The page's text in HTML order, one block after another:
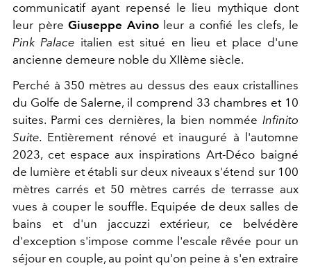
communicatif ayant repensé le lieu mythique dont
leur pèreGiuseppe Avinoleur a confié les clefs, le
Pink Palace italien est situé en lieu et place d'une
ancienne demeure noble du XIIème siècle.
Perché à 350 mètres au dessus des eaux cristallines
du Golfe de Salerne, il comprend 33 chambres et 10
suites. Parmi ces dernières, la bien nommée Infinito
Suite. Entièrement rénové et inauguré à l'automne
2023, cet espace aux inspirations Art-Déco baigné
de lumière et établi sur deux niveaux s'étend sur 100
mètres carrés et 50 mètres carrés de terrasse aux
vues à couper le souffle. Equipée de deux salles de
bains et d'un jaccuzzi extérieur, ce belvédère
d'exception s'impose comme l'escale rêvée pour un
séjour en couple, au point qu'on peine à s'en extraire